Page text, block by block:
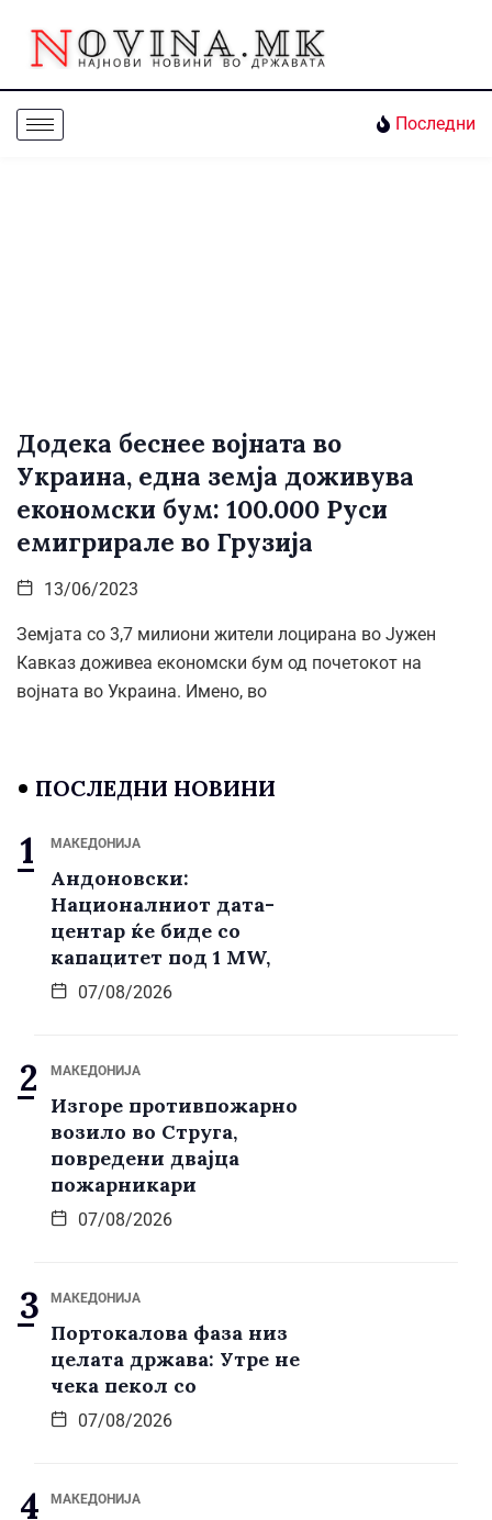
Последни
Додека беснее војната во
Украина, една земја доживува
економски бум: 100.000 Руси
емигрирале во Грузија
13/06/2023
Земјата со 3,7 милиони жители лоцирана во Јужен
Кавказ доживеа економски бум од почетокот на
војната во Украина. Имено, во
ПОСЛЕДНИ НОВИНИ
МАКЕДОНИЈА
Андоновски:
Националниот дата-
центар ќе биде со
капацитет под 1 MW,
07/08/2026
МАКЕДОНИЈА
Изгоре противпожарно
возило во Струга,
повредени двајца
пожарникари
07/08/2026
МАКЕДОНИЈА
Портокалова фаза низ
целата држава: Утре не
чека пекол со
07/08/2026
МАКЕДОНИЈА